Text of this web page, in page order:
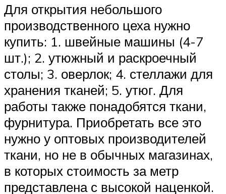
Для открытия небольшого
производственного цеха нужно
купить: 1. швейные машины (4-7
шт.); 2. утюжный и раскроечный
столы; 3. оверлок; 4. стеллажи для
хранения тканей; 5. утюг. Для
работы также понадобятся ткани,
фурнитура. Приобретать все это
нужно у оптовых производителей
ткани, но не в обычных магазинах,
в которых стоимость за метр
представлена с высокой наценкой.